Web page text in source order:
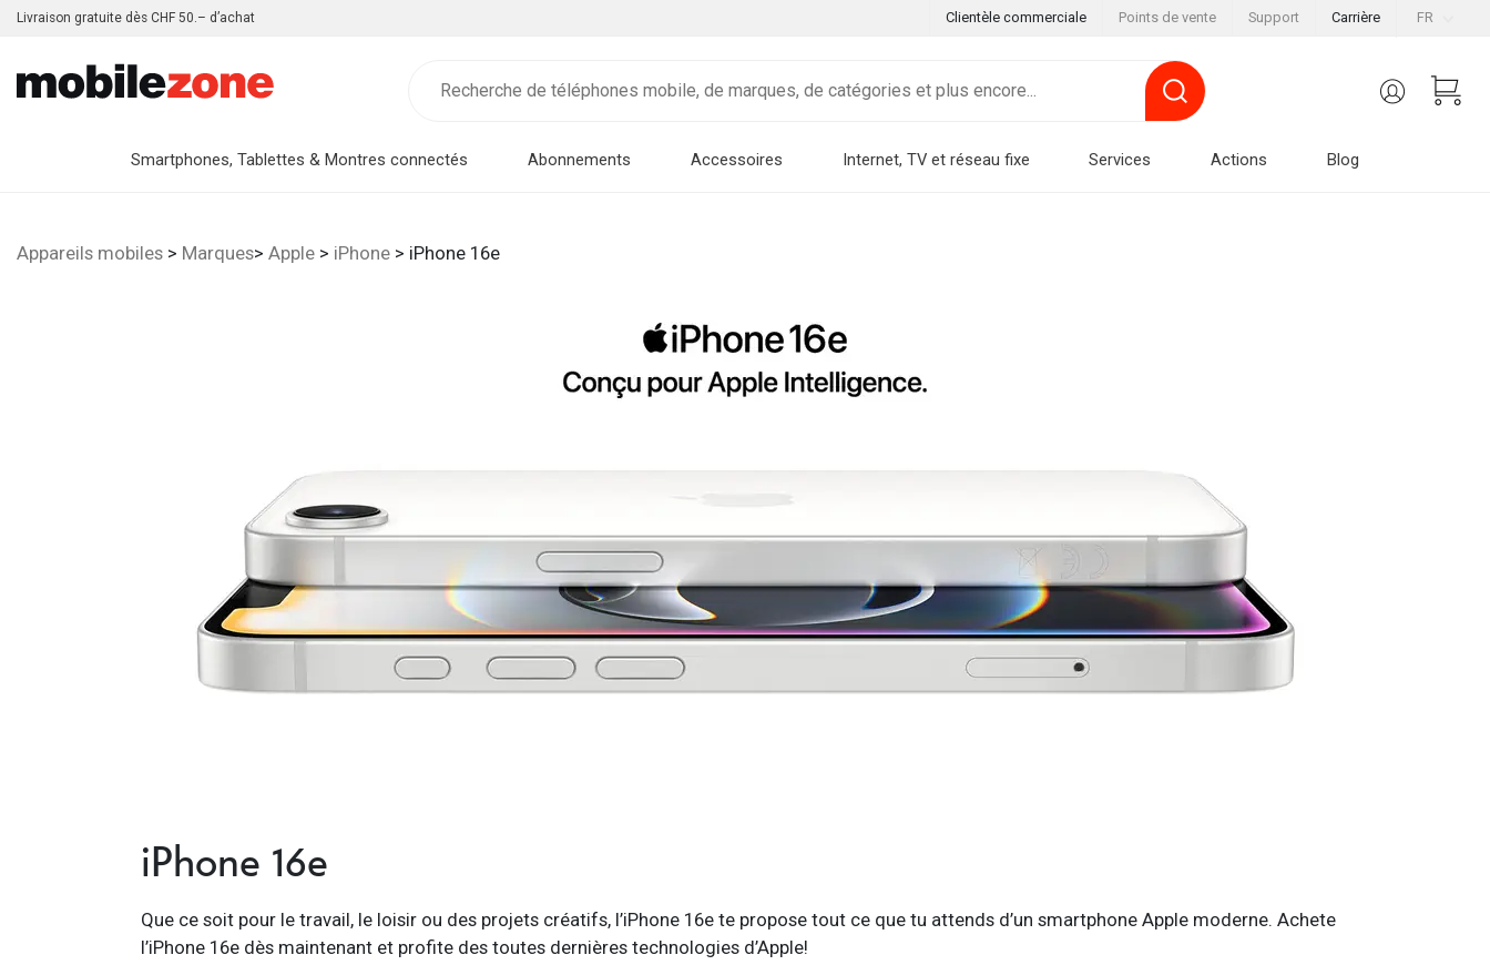
FR
Clientèle commerciale Points de vente Support Carrière
Livraison gratuite dès CHF 50.– d’achat
Smartphones, Tablettes & Montres connectés Abonnements Accessoires Internet, TV et réseau fixe Services Actions Blog
Appareils mobiles > Marques>Apple > iPhone > iPhone 16e
iPhone 16e
Que ce soit pour le travail, le loisir ou des projets créatifs, l’iPhone 16e te propose tout ce que tu attends d’un smartphone Apple moderne. Achete
l’iPhone 16e dès maintenant et profite des toutes dernières technologies d’Apple!